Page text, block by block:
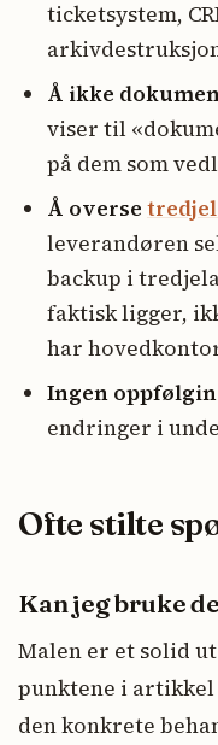
ticketsystem,
Å ikke
viser til
på dem som
Å overse
leverandøren
backup i
faktisk ligger,
har
Ingen
endringer i
Ofte stilte
Kan jeg bruke
Malen er et solid
punktene i artikkel
den konkrete